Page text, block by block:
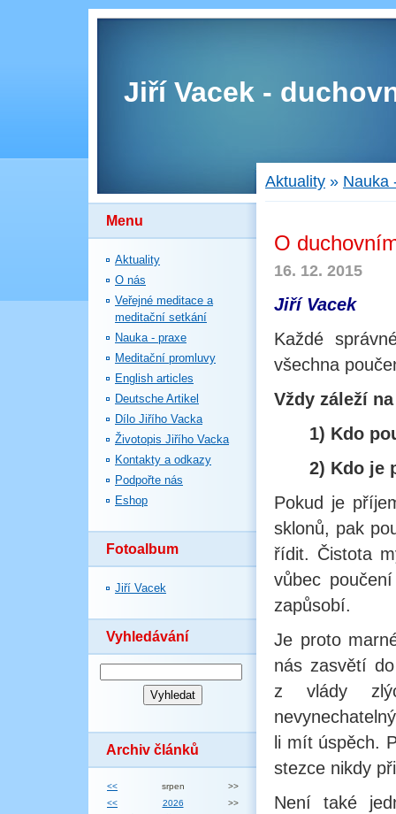
Jiří Vacek -
Menu
Aktuality
O nás
Veřejné meditace a
meditační setkání
Nauka - praxe
Meditační promluvy
English articles
Deutsche Artikel
Dílo Jiřího Vacka
Životopis Jiřího Vacka
Kontakty a odkazy
Podpořte nás
Eshop
Fotoalbum
Jiří Vacek
Vyhledávání
Archiv článků
<< srpen
>>
<<
2026 >>
Aktuality » Nauka
O
16. 12. 2015
Jiří Vacek
Každé
všechna
Vždy záleží
1) Kdo
2) Kdo je
Pokud je
sklonů, pak
řídit. Čistota
vůbec
zapůsobí.
Je proto
nás zasvětí
z vlády
li mít úspěch.
stezce nikdy
Není také